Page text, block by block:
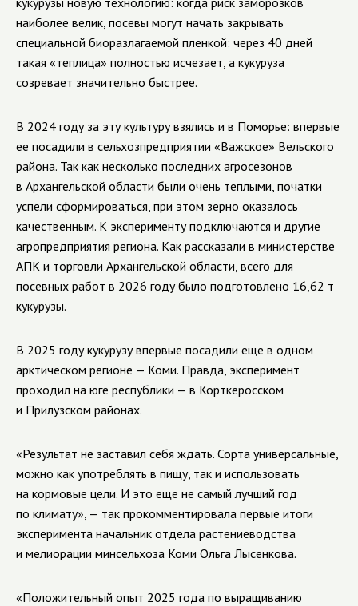
наиболее велик, посевы могут начать закрывать
специальной биоразлагаемой пленкой: через 40 дней
такая «теплица» полностью исчезает, а кукуруза
созревает значительно быстрее.
В 2024 году за эту культуру взялись и в Поморье: впервые
ее посадили в сельхозпредприятии «Важское» Вельского
района. Так как несколько последних агросезонов
в Архангельской области были очень теплыми, початки
успели сформироваться, при этом зерно оказалось
качественным. К эксперименту подключаются и другие
агропредприятия региона. Как рассказали в министерстве
АПК и торговли Архангельской области, всего для
посевных работ в 2026 году было подготовлено 16,62 т
кукурузы.
В 2025 году кукурузу впервые посадили еще в одном
арктическом регионе — Коми. Правда, эксперимент
проходил на юге республики — в Корткеросском
и Прилузском районах.
«Результат не заставил себя ждать. Сорта универсальные,
можно как употреблять в пищу, так и использовать
на кормовые цели. И это еще не самый лучший год
по климату», — так прокомментировала первые итоги
эксперимента начальник отдела растениеводства
и мелиорации минсельхоза Коми Ольга Лысенкова.
«Положительный опыт 2025 года по выращиванию